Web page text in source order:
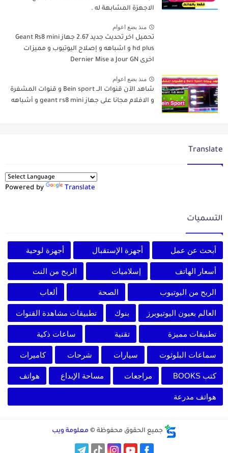
الاجهزة المشابهة له .
منذ بضع اعوام
تحميل اخر تحديث جديد 2.67 جهاز Geant Rs8 mini
hd plus و اشباهه و إصلاح اليوتيوب و مميزات
اخرى Dernier Mise a Jour GN
منذ بضع اعوام
شاهد الآن قنوات الــ Bein sport و قنوات المشفرة
و الافلام مجانا على جهاز geant rs8 mini و أشباهه
Translate
Powered by Translate
التسميات
أبحث عن عمل أجهزة الإستقبال أجهزة لوحية
أسعار الهاتف إسلاميات الربح من النت
الربح من اليوتيوب الصحة ألعاب
العالم بعيون اليوتيوبرز بنوك تطبيقات مشاهدة القنوات
تطبيقات مميزة تقنية ساعات ذكية
سماعات البلوثوت سيارات شرحات كاميرات
كتب BOOKS مراجعات مساحة الإبداع هواتف
هواتف مدرعة
جميع الحقوق محفوظة © معلومة ويب